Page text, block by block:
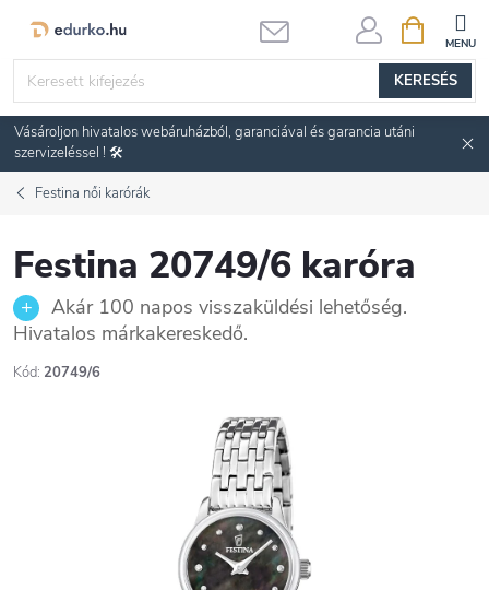
KERESÉS
KOSÁR
Vásároljon hivatalos webáruházból, garanciával és garancia utáni
szervizeléssel ! 🛠️
Festina női karórák
Festina 20749/6 karóra
Akár 100 napos visszaküldési lehetőség.
Hivatalos márkakereskedő.
Kód: 20749/6